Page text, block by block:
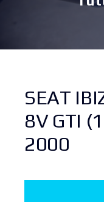
SEAT
8V GTI
2000